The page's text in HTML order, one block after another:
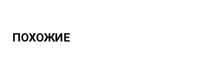
ПОХОЖИЕ